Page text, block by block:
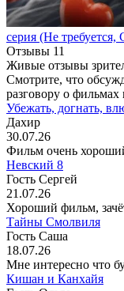
серия (Не требуется,
Отзывы 11
Живые отзывы
Смотрите, что
разговору о фильмах
Убежать, догнать,
Дахир
30.07.26
Фильм очень
Невский 8
Гость Сергей
21.07.26
Хороший фильм,
Тайны Смолвиля
Гость Саша
18.07.26
Мне интересно что
Кишан и Канхайя